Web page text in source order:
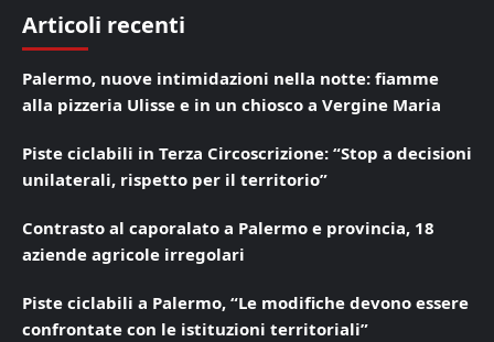
Articoli recenti
Palermo, nuove intimidazioni nella notte: fiamme
alla pizzeria Ulisse e in un chiosco a Vergine Maria
Piste ciclabili in Terza Circoscrizione: “Stop a decisioni
unilaterali, rispetto per il territorio”
Contrasto al caporalato a Palermo e provincia, 18
aziende agricole irregolari
Piste ciclabili a Palermo, “Le modifiche devono essere
confrontate con le istituzioni territoriali”